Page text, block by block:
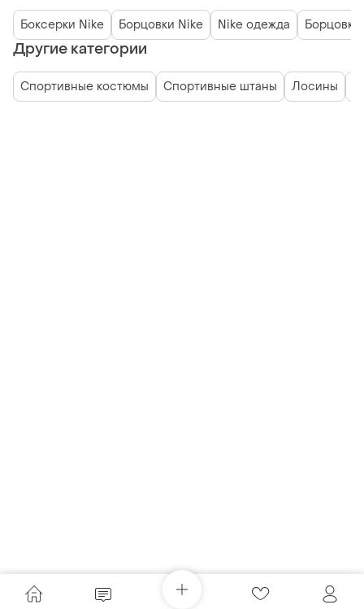
Боксерки Nike Борцовки Nike Nike одежда
Другие категории
Спортивные костюмы Спортивные штаны Лосины